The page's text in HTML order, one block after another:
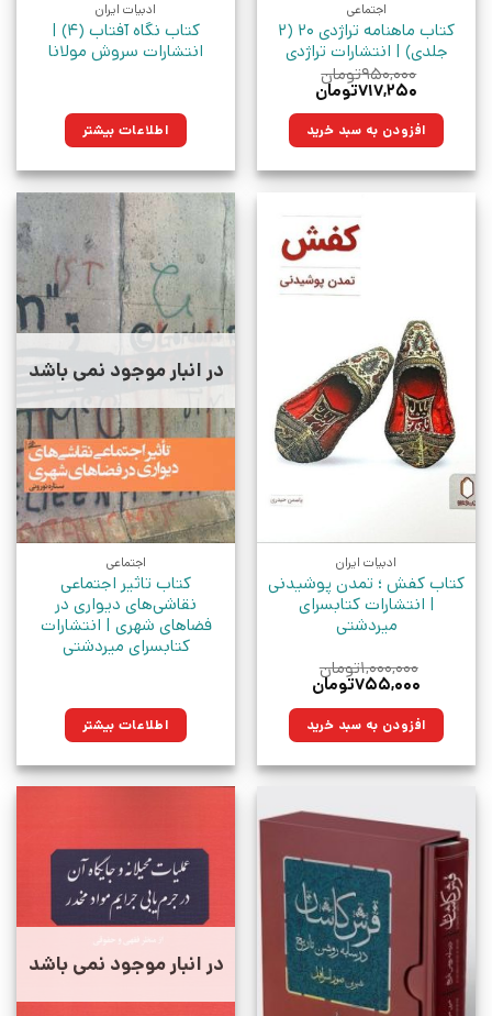
اجتماعی
کتاب ماهنامه تراژدی 20 (2
جلدی) | انتشارات تراژدی
۹۵۰,۰۰۰تومان
قیمت
۹۵۰,۰۰۰تومان
بود.
۷۱۷,۲۵۰تومان
۷۱۷,۲۵۰تومان.افزودن به سبد خرید
ادبیات ایران
کتاب نگاه آفتاب (4) |
انتشارات سروش مولانا
اطلاعات بیشتر
ادبیات ایران
کتاب کفش ؛ تمدن پوشیدنی
| انتشارات کتابسرای
میردشتی
۱,۰۰۰,۰۰۰تومان
قیمت
۱,۰۰۰,۰۰۰تومان
بود.
۷۵۵,۰۰۰تومان
۷۵۵,۰۰۰تومان.افزودن به سبد خرید
در انبار موجود نمی باشد
اجتماعی
کتاب تاثیر اجتماعی
نقاشی‌های دیواری در
فضاهای شهری | انتشارات
کتابسرای میردشتی
اطلاعات بیشتر
در انبار موجود نمی باشد